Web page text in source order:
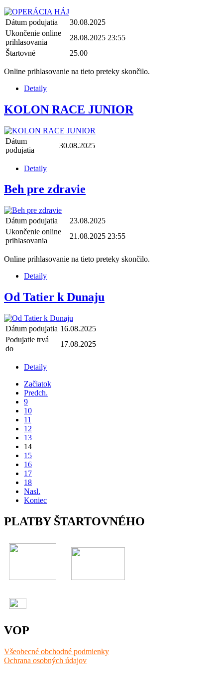
Dátum podujatia
30.08.2025
Ukončenie online
prihlasovania
28.08.2025 23:55
Štartovné
25.00
Online prihlasovanie na tieto preteky skončilo.
Detaily
KOLON RACE JUNIOR
Dátum
podujatia
30.08.2025
Detaily
Beh pre zdravie
Dátum podujatia
23.08.2025
Ukončenie online
prihlasovania
21.08.2025 23:55
Online prihlasovanie na tieto preteky skončilo.
Detaily
Od Tatier k Dunaju
Dátum podujatia 16.08.2025
Podujatie trvá
do
17.08.2025
Detaily
Začiatok
Predch.
9
10
11
12
13
14
15
16
17
18
Nasl.
Koniec
PLATBY ŠTARTOVNÉHO
VOP
Všeobecné obchodné podmienky
Ochrana osobných údajov